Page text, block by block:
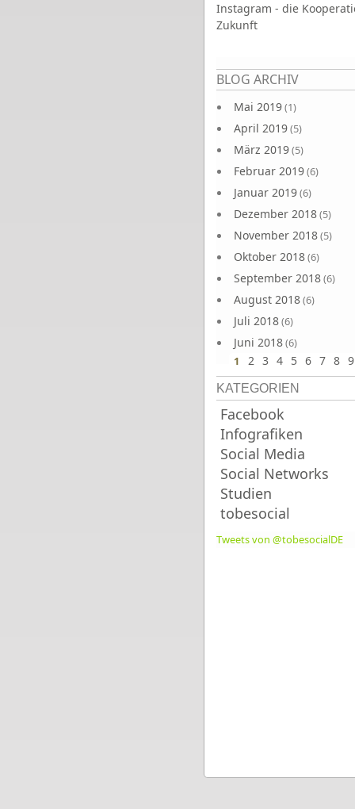
Instagram - die
Zukunft
BLOG ARCHIV
Mai 2019(1)
April 2019(5)
März 2019(5)
Februar 2019(6)
Januar 2019(6)
Dezember 2018(5)
November 2018(5)
Oktober 2018(6)
September 2018(6)
August 2018(6)
Juli 2018(6)
Juni 2018(6)
Seiten
1 2 3 4 5 6 7 8 9
KATEGORIEN
Facebook
Infografiken
Social Media
Social Networks
Studien
tobesocial
Tweets von @tobesocialDE